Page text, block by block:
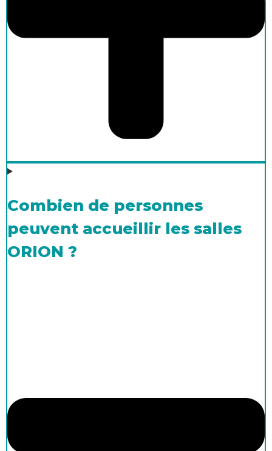
Combien de personnes
peuvent accueillir les salles
ORION ?